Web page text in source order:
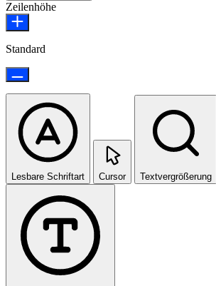
Zeilenhöhe
Standard
Lesbare Schriftart Cursor Textvergrößerung